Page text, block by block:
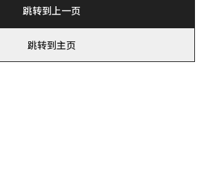
跳转到上一页
跳转到主页